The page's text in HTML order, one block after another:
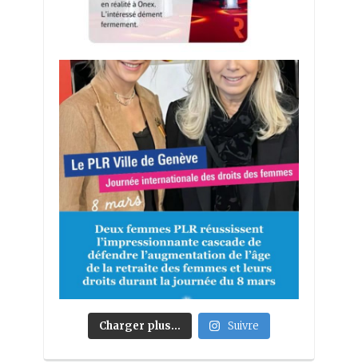
Charger plus… Suivre